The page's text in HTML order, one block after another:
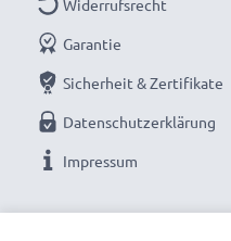
✕für Steckdosen
zusätzlicher Netzadapter
Den Akku schonend
Lebensdauer: das
Widerrufsrecht
Garantie
Sicherheit & Zertifikate
Datenschutzerklärung
Impressum